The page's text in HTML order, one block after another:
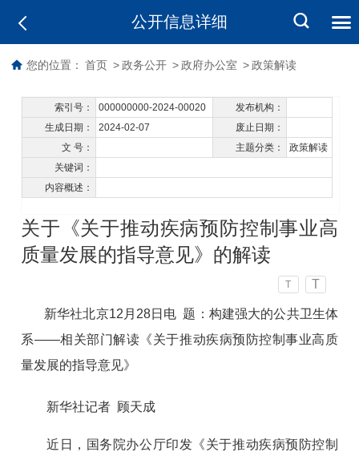
公开信息详细
您的位置： 首页 > 政务公开 > 政府办公室 > 政策解读
索引号： 000000000-2024-00020
发布机构：
生成日期：
2024-02-07
废止日期：
文 号：
主题分类：
政策解读
关键词：
内容概述：
关于《关于推动疾病预防控制事业高
质量发展的指导意见》的解读
T T
新华社北京12月28日电 题：构建强大的公共卫生体
系——相关部门解读《关于推动疾病预防控制事业高质
量发展的指导意见》
新华社记者 顾天成
近日，国务院办公厅印发《关于推动疾病预防控制